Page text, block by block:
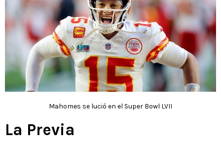
Mahomes se lució en el Super Bowl LVII
La Previa